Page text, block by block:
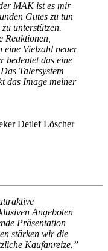
MAK ist es mir
Gutes zu tun
unterstützen.
Reaktionen,
eine Vielzahl neuer
bedeutet das eine
Talersystem
das Image meiner
Detlef Löscher
Angeboten
Präsentation
stärken wir die
Kaufanreize.”